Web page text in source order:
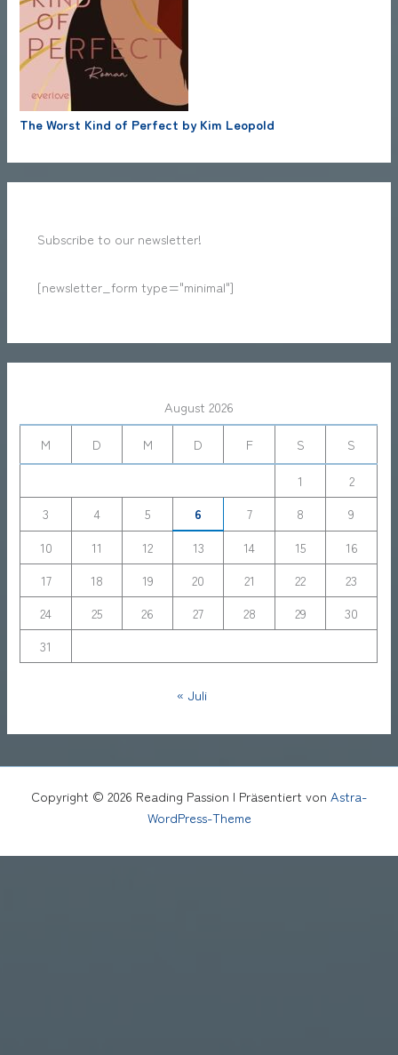
The Worst Kind of Perfect by Kim Leopold
Subscribe to our newsletter!
[newsletter_form type="minimal"]
August 2026
M
D M D F S
S
1
2
3
4 5 6 7 8
9
10
11 12 13 14 15
16
17
18 19 20 21 22
23
24
25 26 27 28 29
30
31
« Juli
Copyright © 2026 Reading Passion | Präsentiert von Astra-
WordPress-Theme